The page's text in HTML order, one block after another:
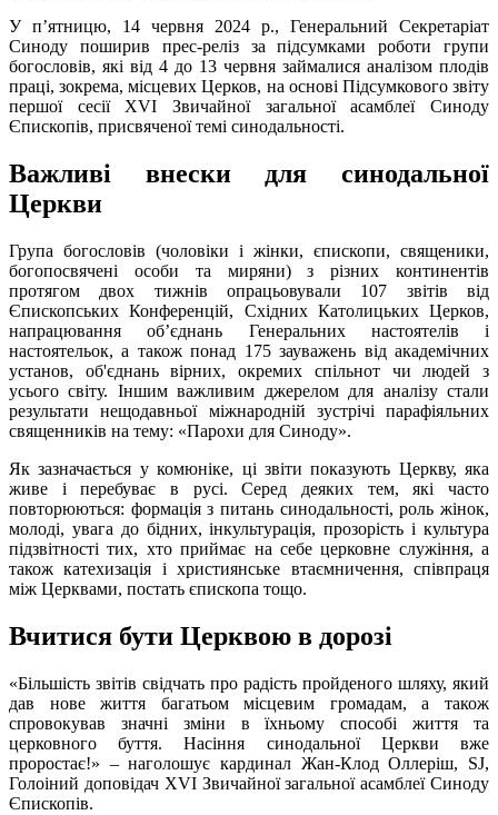
У п’ятницю, 14 червня 2024 р., Генеральний Секретаріат
Синоду поширив прес-реліз за підсумками роботи групи
богословів, які від 4 до 13 червня займалися аналізом плодів
праці, зокрема, місцевих Церков, на основі Підсумкового звіту
першої сесії XVI Звичайної загальної асамблеї Синоду
Єпископів, присвяченої темі синодальності.
Важливі внески для синодальної
Церкви
Група богословів (чоловіки і жінки, єпископи, священики,
богопосвячені особи та миряни) з різних континентів
протягом двох тижнів опрацьовували 107 звітів від
Єпископських Конференцій, Східних Католицьких Церков,
напрацювання об’єднань Генеральних настоятелів і
настоятельок, а також понад 175 зауважень від академічних
установ, об'єднань вірних, окремих спільнот чи людей з
усього світу. Іншим важливим джерелом для аналізу стали
результати нещодавньої міжнародній зустрічі парафіяльних
священників на тему: «Парохи для Синоду».
Як зазначається у комюніке, ці звіти показують Церкву, яка
живе і перебуває в русі. Серед деяких тем, які часто
повторюються: формація з питань синодальності, роль жінок,
молоді, увага до бідних, інкультурація, прозорість і культура
підзвітності тих, хто приймає на себе церковне служіння, а
також катехизація і християнське втаємничення, співпраця
між Церквами, постать єпископа тощо.
Вчитися бути Церквою в дорозі
«Більшість звітів свідчать про радість пройденого шляху, який
дав нове життя багатьом місцевим громадам, а також
спровокував значні зміни в їхньому способі життя та
церковного буття. Насіння синодальної Церкви вже
проростає!» – наголошує кардинал Жан-Клод Оллеріш, SJ,
Голоіний доповідач XVI Звичайної загальної асамблеї Синоду
Єпископів.